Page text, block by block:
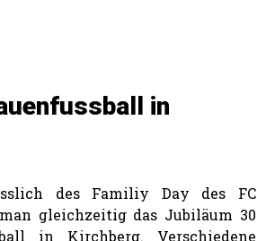
in
des Familiy Day des FC
gleichzeitig das Jubiläum 30
in Kirchberg. Verschiedene